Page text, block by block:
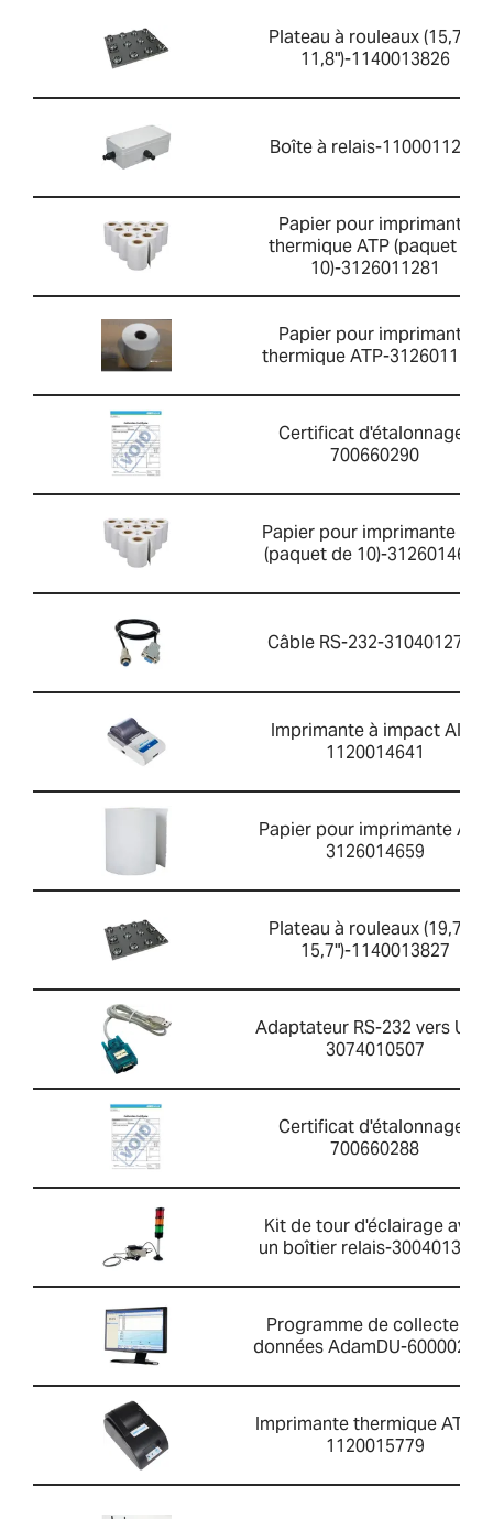
Plateau à rouleaux (15,7 "x
11,8")-1140013826
Boîte à relais-1100011297
Papier pour imprimante
thermique ATP (paquet de
10)-3126011281
Papier pour imprimante
thermique ATP-3126011263
Certificat d'étalonnage-
700660290
Papier pour imprimante AIP
(paquet de 10)-3126014660
Câble RS-232-3104012701
Imprimante à impact AIP-
1120014641
Papier pour imprimante AIP-
3126014659
Plateau à rouleaux (19,7" x
15,7")-1140013827
Adaptateur RS-232 vers
3074010507
Certificat d'étalonnage-
700660288
Kit de tour d'éclairage avec
un boîtier relais-3004013214
Programme de collecte de
données AdamDU-
Imprimante thermique ATP
1120015779